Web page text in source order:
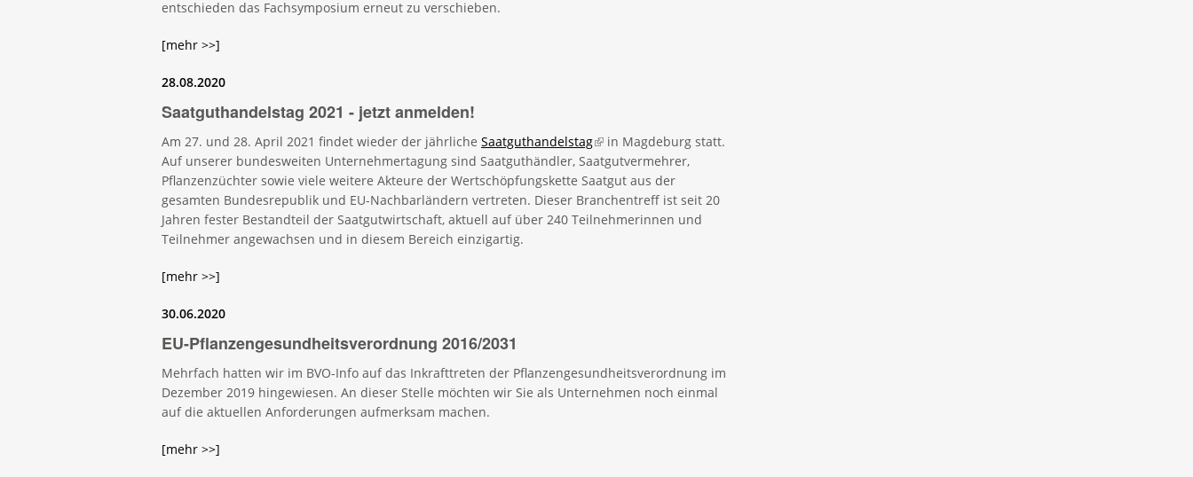
entschieden das Fachsymposium erneut zu verschieben.
[mehr >>]
28.08.2020
Saatguthandelstag 2021 - jetzt anmelden!
Am 27. und 28. April 2021 findet wieder der jährliche Saatguthandelstag(link is external)
in Magdeburg statt.
Auf unserer bundesweiten Unternehmertagung sind Saatguthändler, Saatgutvermehrer,
Pflanzenzüchter sowie viele weitere Akteure der Wertschöpfungskette Saatgut aus der
gesamten Bundesrepublik und EU-Nachbarländern vertreten. Dieser Branchentreff ist seit 20
Jahren fester Bestandteil der Saatgutwirtschaft, aktuell auf über 240 Teilnehmerinnen und
Teilnehmer angewachsen und in diesem Bereich einzigartig.
[mehr >>]
30.06.2020
EU-Pflanzengesundheitsverordnung 2016/2031
Mehrfach hatten wir im BVO-Info auf das Inkrafttreten der Pflanzengesundheitsverordnung im
Dezember 2019 hingewiesen. An dieser Stelle möchten wir Sie als Unternehmen noch einmal
auf die aktuellen Anforderungen aufmerksam machen.
[mehr >>]